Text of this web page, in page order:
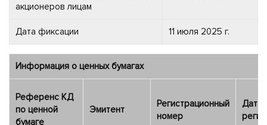
акционеров лицам
Дата фиксации 11 июля 2025 г.
Информация о ценных бумагах
Референс КД
по ценной
бумаге
Эмитент
Регистрационный
номер
Дата